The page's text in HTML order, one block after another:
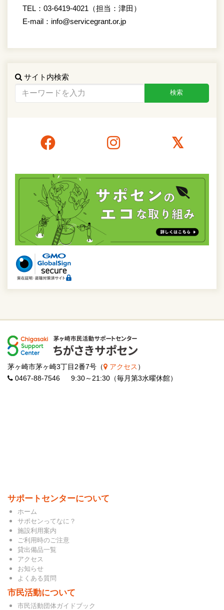
TEL：03-6419-4021（担当：津田）
E-mail：info@servicegrant.or.jp
サイト内検索
茅ヶ崎市茅ヶ崎3丁目2番7号（ アクセス ）
0467-88-7546 9:30～21:30（毎月第3水曜休館）
サポートセンターについて
ホーム
サポセンってなに？
施設利用案内
ご利用時のご注意
貸出備品一覧
アクセス
お知らせ
よくある質問
市民活動について
市民活動団体ガイドブック